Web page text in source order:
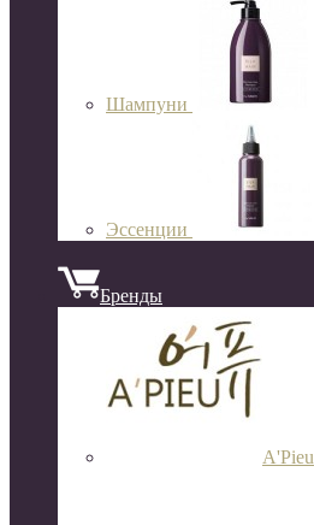
Шампуни
Эссенции
Бренды
A'Pieu